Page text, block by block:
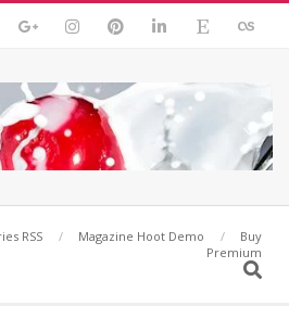
RSS Magazine Hoot Demo
Buy
Premium
Search